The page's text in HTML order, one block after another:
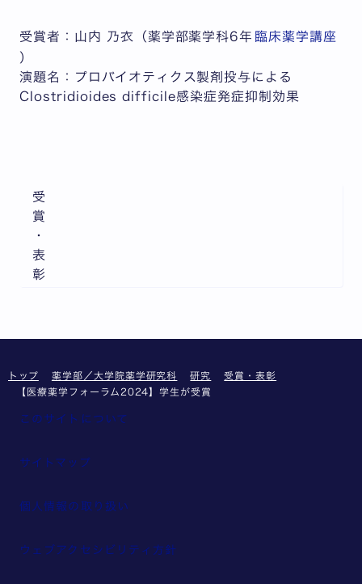
受賞者： 山内 乃衣（薬学部薬学科6年 臨床薬学講座
）
演題名：
プロバイオティクス製剤投与による
Clostridioides difficile感染症発症抑制効果
受
賞
・
表
彰
トップ 薬学部／大学院薬学研究科 研究
受賞・表彰
【医療薬学フォーラム2024】学生が受賞
このサイトについて
サイトマップ
個人情報の取り扱い
ウェブアクセシビリティ方針